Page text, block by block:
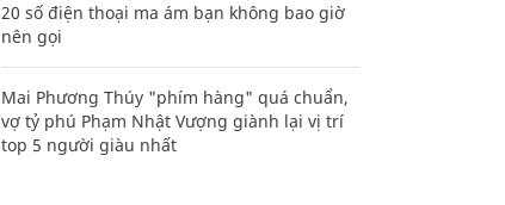
20 số điện thoại ma ám bạn không bao giờ
nên gọi
Mai Phương Thúy "phím hàng" quá chuẩn,
vợ tỷ phú Phạm Nhật Vượng giành lại vị trí
top 5 người giàu nhất